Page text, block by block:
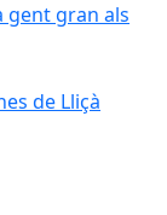
gent gran als
de Lliçà